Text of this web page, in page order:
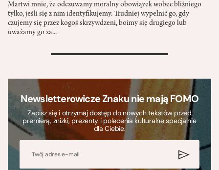
Martwi mnie, że odczuwamy moralny obowiązek wobec bliźniego
tylko, jeśli się z nim identyfikujemy. Trudniej wypełnić go, gdy
czujemy się przez kogoś skrzywdzeni, boimy się drugiego lub
uważamy go za...
>
Newsletterowicze Znaku nie mają FOMO
Zapisz się i otrzymaj dostęp do nowych tekstów przed
premierą, zniżki, prezenty i polecenia kulturalne specjalnie
dla Ciebie.